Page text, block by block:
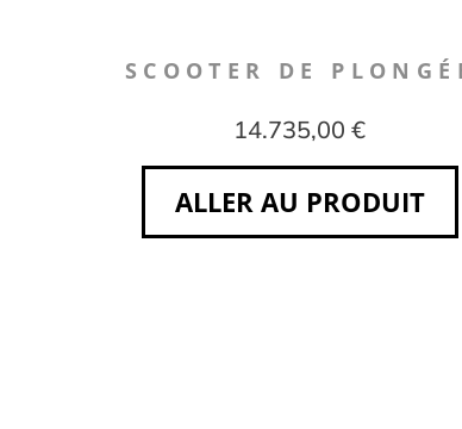
SCOOTER DE
14.735,00 €
ALLER AU PRODUIT